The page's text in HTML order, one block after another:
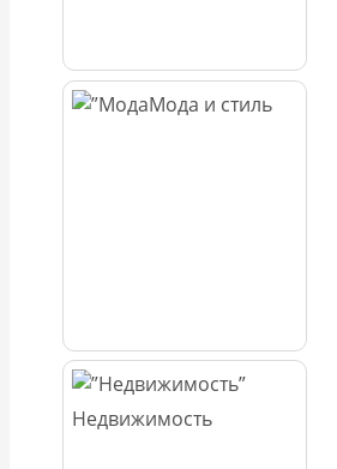
Мода и стиль
Недвижимость